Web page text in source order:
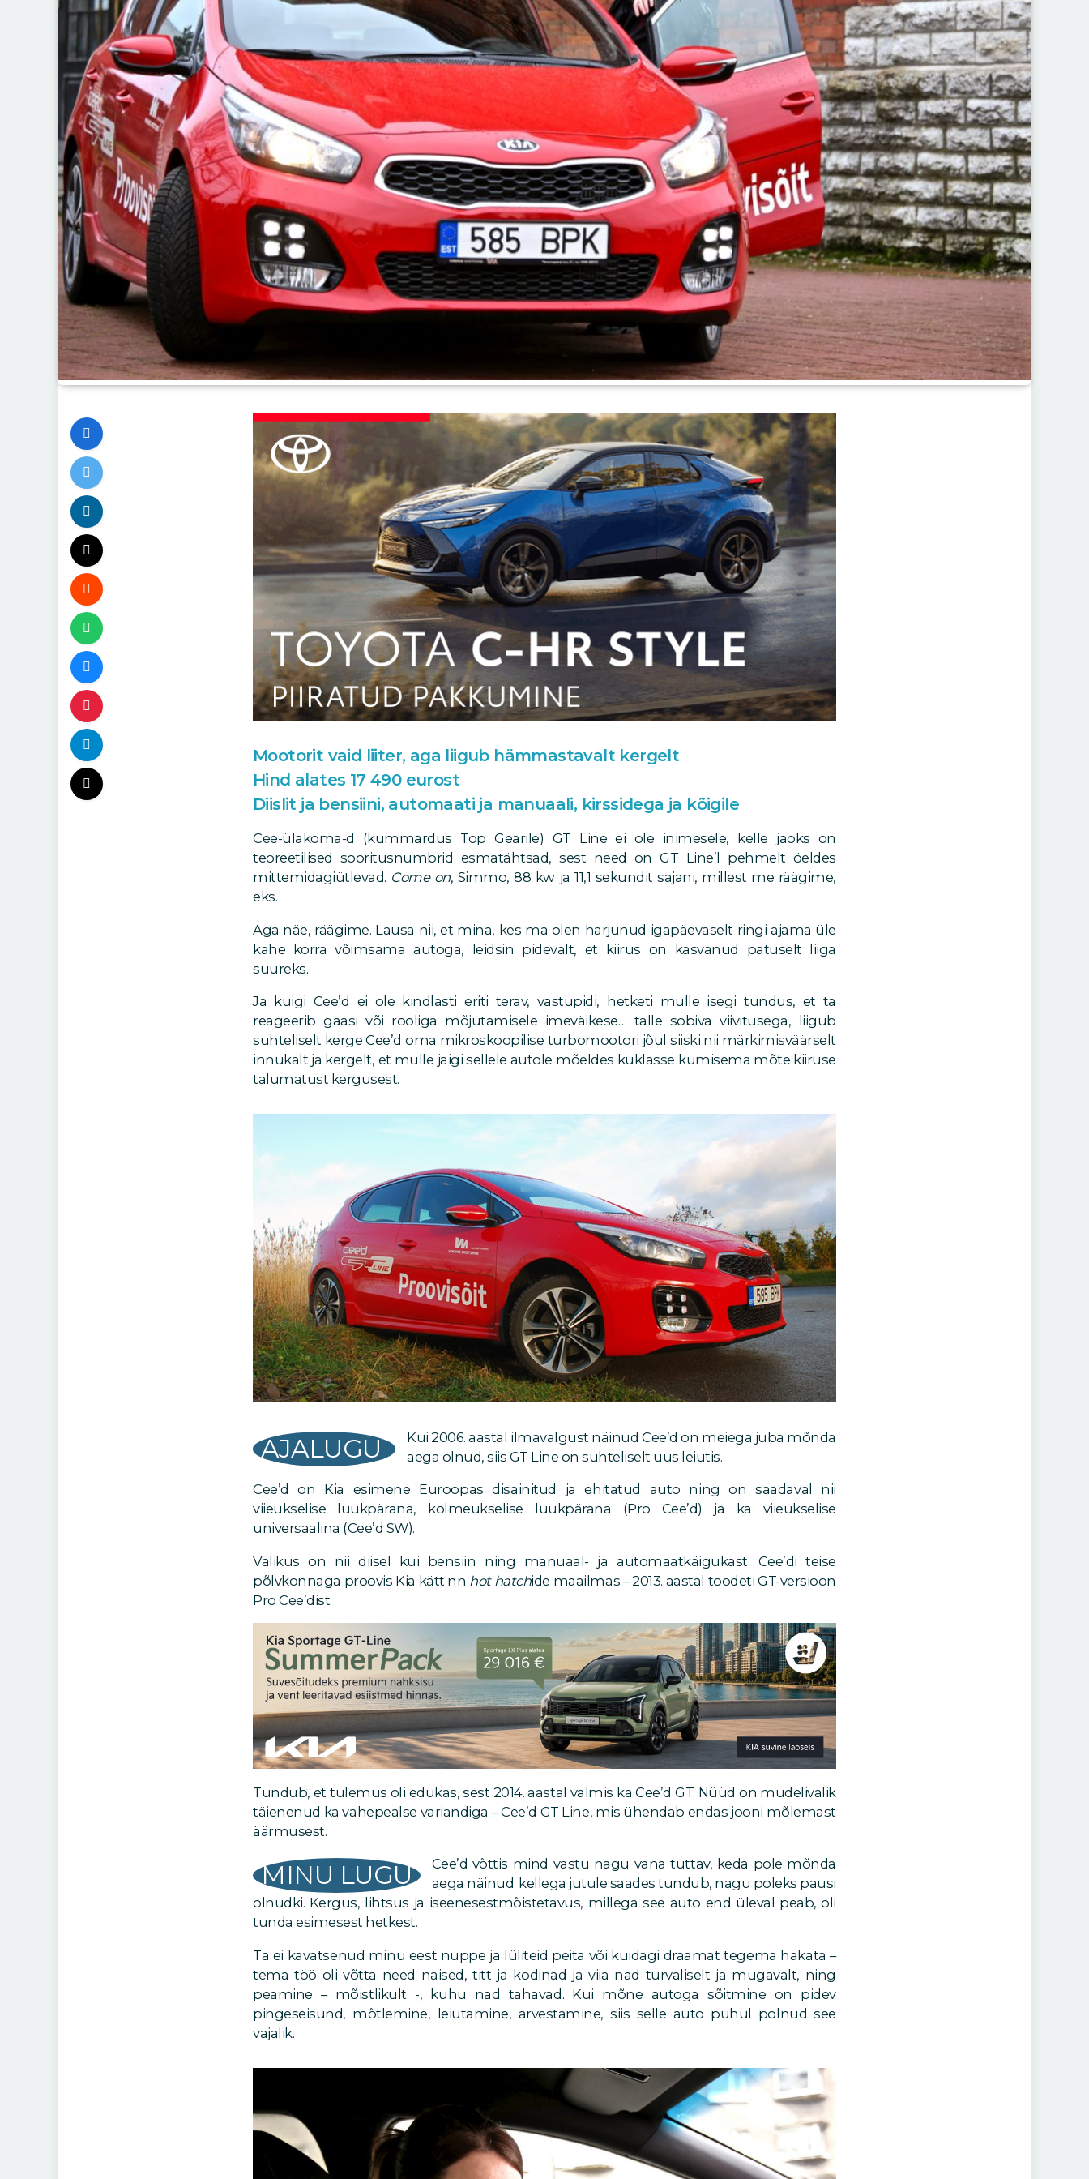
Mootorit vaid liiter, aga liigub hämmastavalt kergelt
Hind alates 17 490 eurost
Diislit ja bensiini, automaati ja manuaali, kirssidega ja kõigile
Cee-ülakoma-d (kummardus Top Gearile) GT Line ei ole inimesele, kelle jaoks on
teoreetilised sooritusnumbrid esmatähtsad, sest need on GT Line’l pehmelt öeldes
mittemidagiütlevad. Come on, Simmo, 88 kw ja 11,1 sekundit sajani, millest me räägime,
eks.
Aga näe, räägime. Lausa nii, et mina, kes ma olen harjunud igapäevaselt ringi ajama üle
kahe korra võimsama autoga, leidsin pidevalt, et kiirus on kasvanud patuselt liiga
suureks.
Ja kuigi Cee’d ei ole kindlasti eriti terav, vastupidi, hetketi mulle isegi tundus, et ta
reageerib gaasi või rooliga mõjutamisele imeväikese… talle sobiva viivitusega, liigub
suhteliselt kerge Cee’d oma mikroskoopilise turbomootori jõul siiski nii märkimisväärselt
innukalt ja kergelt, et mulle jäigi sellele autole mõeldes kuklasse kumisema mõte kiiruse
talumatust kergusest.
AJALUGU
Kui 2006. aastal ilmavalgust näinud Cee’d on meiega juba mõnda
aega olnud, siis GT Line on suhteliselt uus leiutis.
Cee’d on Kia esimene Euroopas disainitud ja ehitatud auto ning on saadaval nii
viieukselise luukpärana, kolmeukselise luukpärana (Pro Cee’d) ja ka viieukselise
universaalina (Cee’d SW).
Valikus on nii diisel kui bensiin ning manuaal- ja automaatkäigukast. Cee’di teise
põlvkonnaga proovis Kia kätt nn hot hatchide maailmas – 2013. aastal toodeti GT-versioon
Pro Cee’dist.
Tundub, et tulemus oli edukas, sest 2014. aastal valmis ka Cee’d GT. Nüüd on mudelivalik
täienenud ka vahepealse variandiga – Cee’d GT Line, mis ühendab endas jooni mõlemast
äärmusest.
MINU LUGU
Cee’d võttis mind vastu nagu vana tuttav, keda pole mõnda
aega näinud; kellega jutule saades tundub, nagu poleks pausi
olnudki. Kergus, lihtsus ja iseenesestmõistetavus, millega see auto end üleval peab, oli
tunda esimesest hetkest.
Ta ei kavatsenud minu eest nuppe ja lüliteid peita või kuidagi draamat tegema hakata –
tema töö oli võtta need naised, titt ja kodinad ja viia nad turvaliselt ja mugavalt, ning
peamine – mõistlikult -, kuhu nad tahavad. Kui mõne autoga sõitmine on pidev
pingeseisund, mõtlemine, leiutamine, arvestamine, siis selle auto puhul polnud see
vajalik.